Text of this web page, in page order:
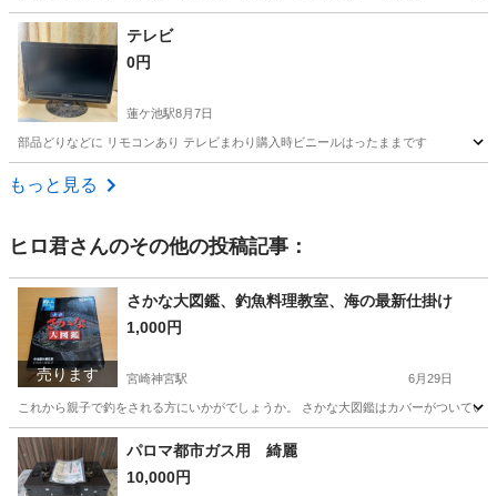
宮崎 宮崎市 宮崎駅
テレビ
0円
蓮ケ池駅8月7日
部品どりなどに リモコンあり テレビまわり購入時ビニールはったままです
宮崎 宮崎市
もっと見る
ヒロ君さんのその他の投稿記事：
売ります
さかな大図鑑、釣魚料理教室、海の最新仕掛け
1,000円
宮崎神宮駅 6月29日
これから親子で釣をされる方にいかがでしょうか。 さかな大図鑑はカバーがついて
宮崎 宮崎市 宮崎神宮駅 雑誌
パロマ都市ガス用 綺麗
10,000円